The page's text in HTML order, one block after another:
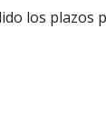
los plazos